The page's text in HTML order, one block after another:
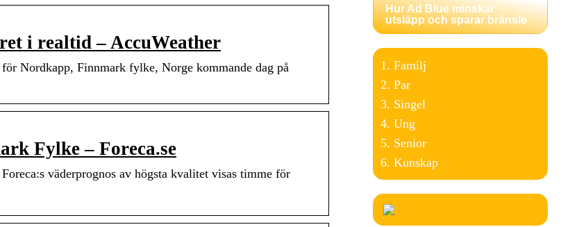
i realtid – AccuWeather
Nordkapp, Finnmark fylke, Norge kommande dag på
Fylke – Foreca.se
väderprognos av högsta kvalitet visas timme för
Hur Ad Blue minskar
utsläpp och sparar bränsle
Familj
Par
Singel
Ung
Senior
Kunskap